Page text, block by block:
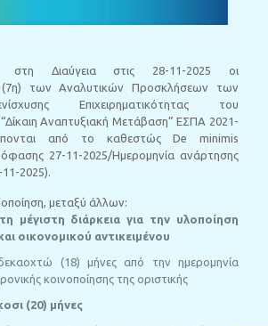
στη Διαύγεια στις 28-11-2025 οι
(7η) των Αναλυτικών Προσκλήσεων των
Επιχειρηματικότητας του
Αναπτυξιακή Μετάβαση” ΕΣΠΑ 2021-
από το καθεστώς De minimis
27-11-2025/Ημερομηνία ανάρτησης
11-2025).
μεταξύ άλλων:
μέγιστη διάρκεια για την υλοποίηση
οικονομικού αντικειμένου
(18) μήνες από την ημερομηνία
κοινοποίησης της οριστικής
(20) μήνες